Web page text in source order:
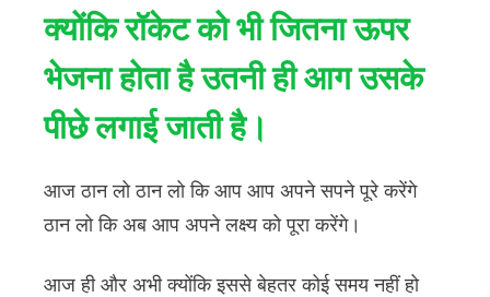
क्योंकि रॉकेट को भी जितना ऊपर
भेजना होता है उतनी ही आग उसके
पीछे लगाई जाती है।
आज ठान लो ठान लो कि आप आप अपने सपने पूरे करेंगे
ठान लो कि अब आप अपने लक्ष्य को पूरा करेंगे।
आज ही और अभी क्योंकि इससे बेहतर कोई समय नहीं हो